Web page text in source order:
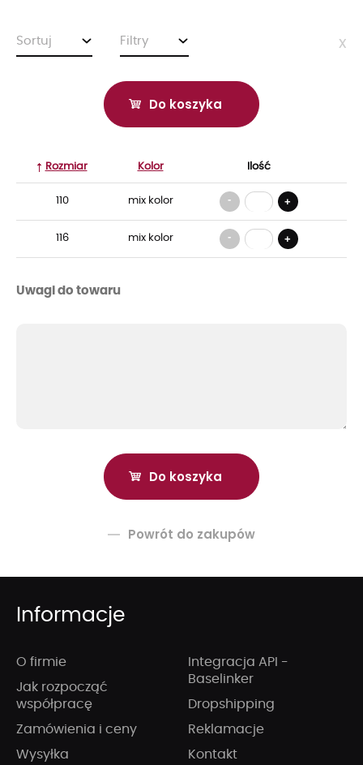
Sortuj Filtry x
Do koszyka
Rozmiar Kolor Ilość
110 mix kolor - +
116 mix kolor - +
Uwagi do towaru
Powrót do zakupów
Informacje
O firmie
Jak rozpocząć
współpracę
Zamówienia i ceny
Wysyłka
Integracja API -
Baselinker
Dropshipping
Reklamacje
Kontakt